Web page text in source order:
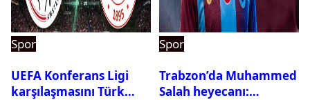
Spor
UEFA Konferans Ligi
karşılaşmasını Türk
Spor
Trabzon’da Muhammed
Salah heyecanı: